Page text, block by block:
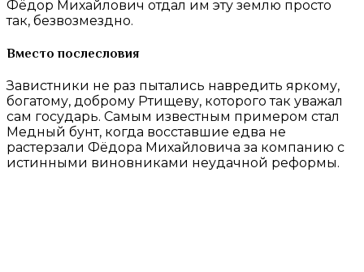
Фёдор Михайлович отдал им эту землю просто
так, безвозмездно.
Вместо послесловия
Завистники не раз пытались навредить яркому,
богатому, доброму Ртищеву, которого так уважал
сам государь. Самым известным примером стал
Медный бунт, когда восставшие едва не
растерзали Фёдора Михайловича за компанию с
истинными виновниками неудачной реформы.